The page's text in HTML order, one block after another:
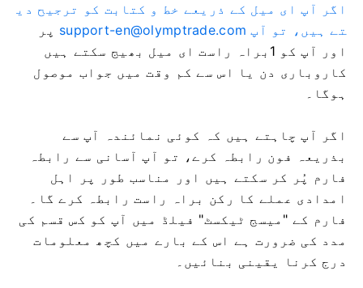
اگر آپ ای میل کے ذریعے خط و کتابت کو ترجیح دی
تے ہیں، تو آپ support-en@olymptrade.com پر
براہ راست ای میل بھیج سکتے ہیں اور آپ کو 1
کاروباری دن یا اس سے کم وقت میں جواب موصول
ہوگا۔
اگر آپ چاہتے ہیں کہ کوئی نمائندہ آپ سے
بذریعہ فون رابطہ کرے، تو آپ آسانی سے رابطہ
فارم پُر کر سکتے ہیں اور مناسب طور پر اہل
امدادی عملے کا رکن براہ راست رابطہ کرے گا۔
فارم کے "میسج ٹیکسٹ" فیلڈ میں آپ کو کس قسم کی
مدد کی ضرورت ہے اس کے بارے میں کچھ معلومات
درج کرنا یقینی بنائیں۔